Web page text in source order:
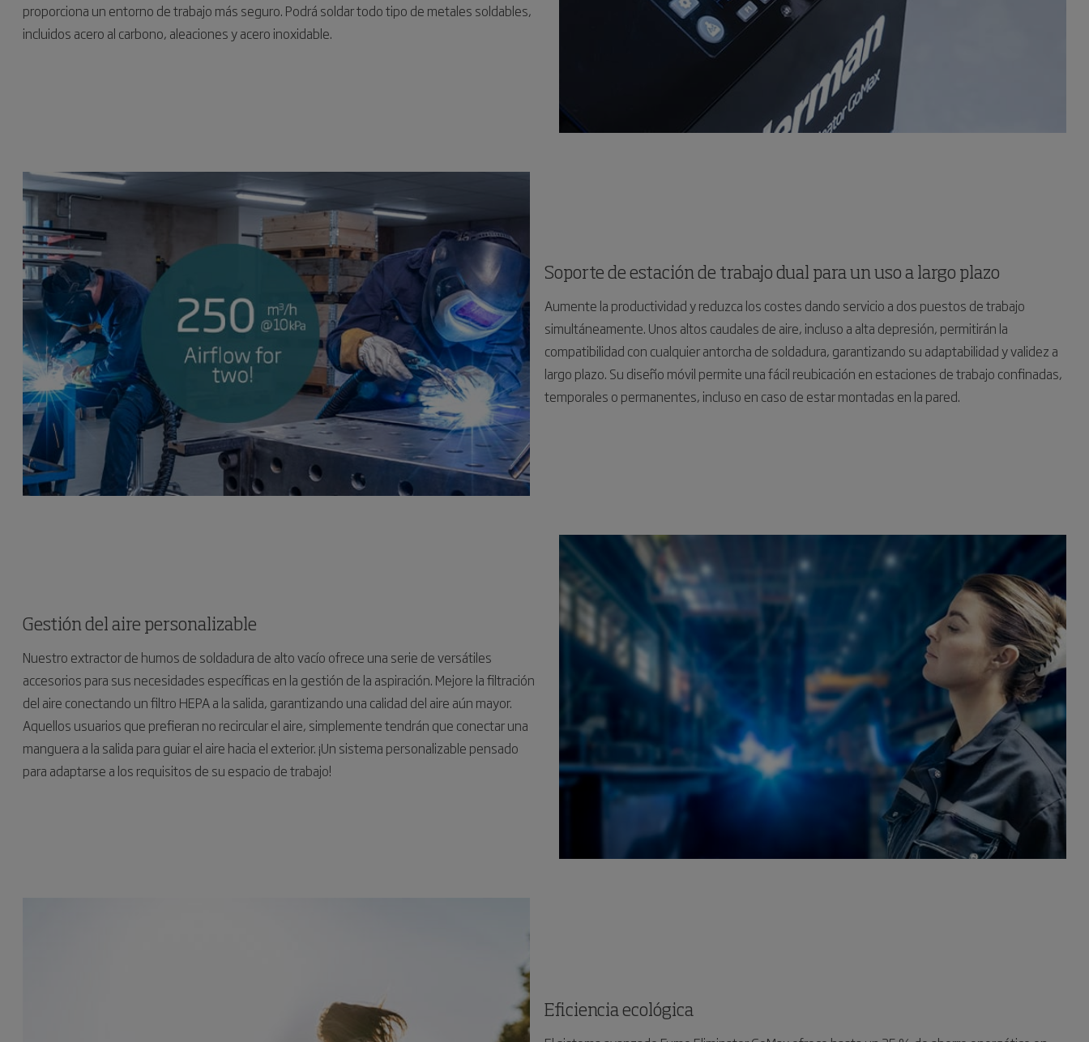
proporciona un entorno de trabajo más seguro. Podrá soldar todo tipo de metales soldables,
incluidos acero al carbono, aleaciones y acero inoxidable.
Soporte de estación de trabajo dual para un uso a largo plazo
Aumente la productividad y reduzca los costes dando servicio a dos puestos de trabajo
simultáneamente. Unos altos caudales de aire, incluso a alta depresión, permitirán la
compatibilidad con cualquier antorcha de soldadura, garantizando su adaptabilidad y validez a
largo plazo. Su diseño móvil permite una fácil reubicación en estaciones de trabajo confinadas,
temporales o permanentes, incluso en caso de estar montadas en la pared.
Gestión del aire personalizable
Nuestro extractor de humos de soldadura de alto vacío ofrece una serie de versátiles
accesorios para sus necesidades específicas en la gestión de la aspiración. Mejore la filtración
del aire conectando un filtro HEPA a la salida, garantizando una calidad del aire aún mayor.
Aquellos usuarios que prefieran no recircular el aire, simplemente tendrán que conectar una
manguera a la salida para guiar el aire hacia el exterior. ¡Un sistema personalizable pensado
para adaptarse a los requisitos de su espacio de trabajo!
Eficiencia ecológica